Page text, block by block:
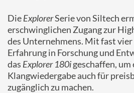
DieExplorerSerie von Siltech
erschwinglichen Zugang zur
des Unternehmens. Mit fast
Erfahrung in Forschung und
das Explorer 180igeschaffen,
Klangwiedergabe auch für
zugänglich zu machen.